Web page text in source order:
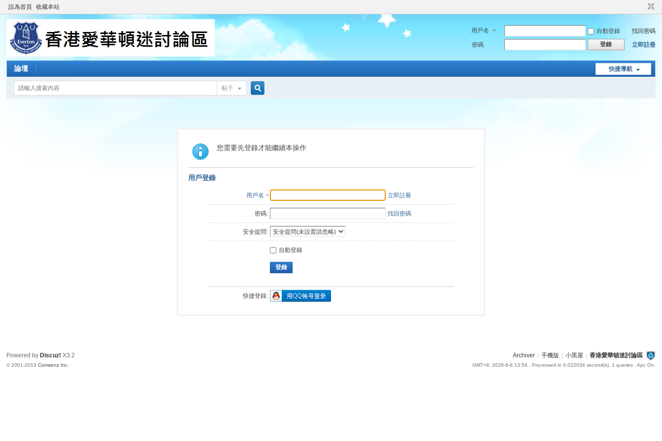
設為首頁 收藏本站
用戶名 自動登錄
找回密碼
密碼
登錄 立即註冊
快捷導航
論壇
帖子
索
您需要先登錄才能繼續本操作
用戶登錄
用戶名 立即註冊
密碼: 找回密碼
安全提問:
自動登錄
登錄
快捷登錄:
Archiver 手機版 小黑屋 香港愛華頓迷討論區
GMT+8, 2026-8-6 13:54, Processed in 0.022034 second(s), 1 queries , Apc On.
Powered by Discuz! X3.2
© 2001-2013Comsenz Inc.